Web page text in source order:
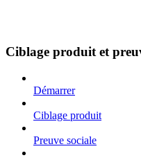
Ciblage produit et
Démarrer
Ciblage produit
Preuve sociale